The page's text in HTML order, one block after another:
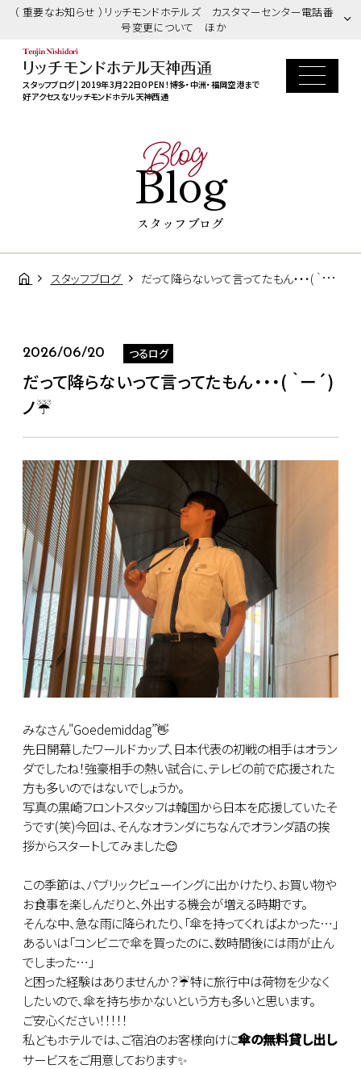
（ 重要なお知らせ ）リッチモンドホテルズ カスタマーセンター電話番
号変更について ほか
スタッフブログ | 2019年3月22日OPEN！博多・中洲・福岡空港まで
好アクセスなリッチモンドホテル天神西通
Blog
Blog
スタッフブログ
スタッフブログ だって降らないって言ってたもん・・・( ｀ー´)ノ☔
2026/06/20 つるログ
だって降らないって言ってたもん・・・( ｀ー´)
ノ☔
みなさん"Goedemiddag”👋
先日開幕したワールドカップ、日本代表の初戦の相手はオラン
ダでしたね！強豪相手の熱い試合に、テレビの前で応援された
方も多いのではないでしょうか。
写真の黒崎フロントスタッフは韓国から日本を応援していたそ
うです(笑)今回は、そんなオランダにちなんでオランダ語の挨
拶からスタートしてみました😊
この季節は、パブリックビューイングに出かけたり、お買い物や
お食事を楽しんだりと、外出する機会が増える時期です。
そんな中、急な雨に降られたり、「傘を持ってくればよかった…」
あるいは「コンビニで傘を買ったのに、数時間後には雨が止ん
でしまった…」
と困った経験はありませんか？☔特に旅行中は荷物を少なく
したいので、傘を持ち歩かないという方も多いと思います。
ご安心ください！！！！！
私どもホテルでは、ご宿泊のお客様向けに傘の無料貸し出し
サービスをご用意しております✨